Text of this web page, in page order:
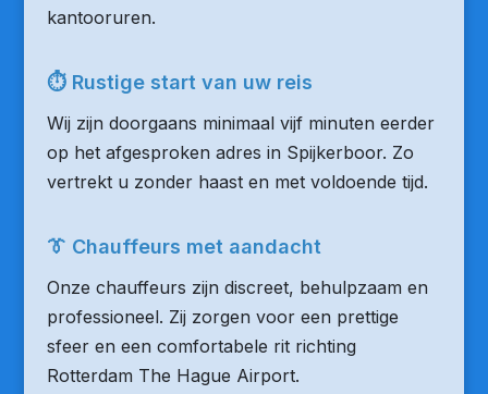
kantooruren.
⏱ Rustige start van uw reis
Wij zijn doorgaans minimaal vijf minuten eerder
op het afgesproken adres in Spijkerboor. Zo
vertrekt u zonder haast en met voldoende tijd.
👔 Chauffeurs met aandacht
Onze chauffeurs zijn discreet, behulpzaam en
professioneel. Zij zorgen voor een prettige
sfeer en een comfortabele rit richting
Rotterdam The Hague Airport.